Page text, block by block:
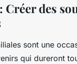
Créer des
sont une
qui dureront